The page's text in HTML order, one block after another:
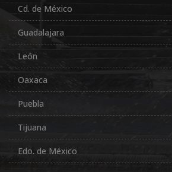
Cd. de México
Guadalajara
León
Oaxaca
Puebla
Tijuana
Edo. de México